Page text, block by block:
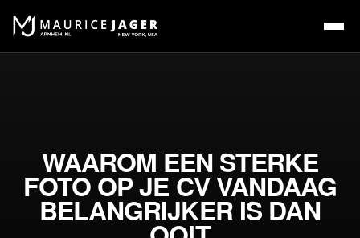
WAAROM EEN STERKE
FOTO OP JE CV VANDAAG
BELANGRIJKER IS DAN